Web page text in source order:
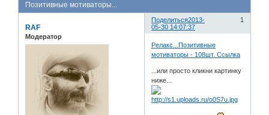
Позитивные мотиваторы...
Поделиться 1
2013-
05-30 14:07:37
RAF
Модератор
Релакс...Позитивные
мотиваторы - 108шт. Ссылка
...или просто кликни картинку
ниже...